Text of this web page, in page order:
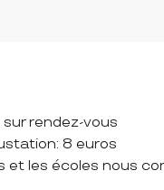
rendez-vous
8 euros
et les écoles nous